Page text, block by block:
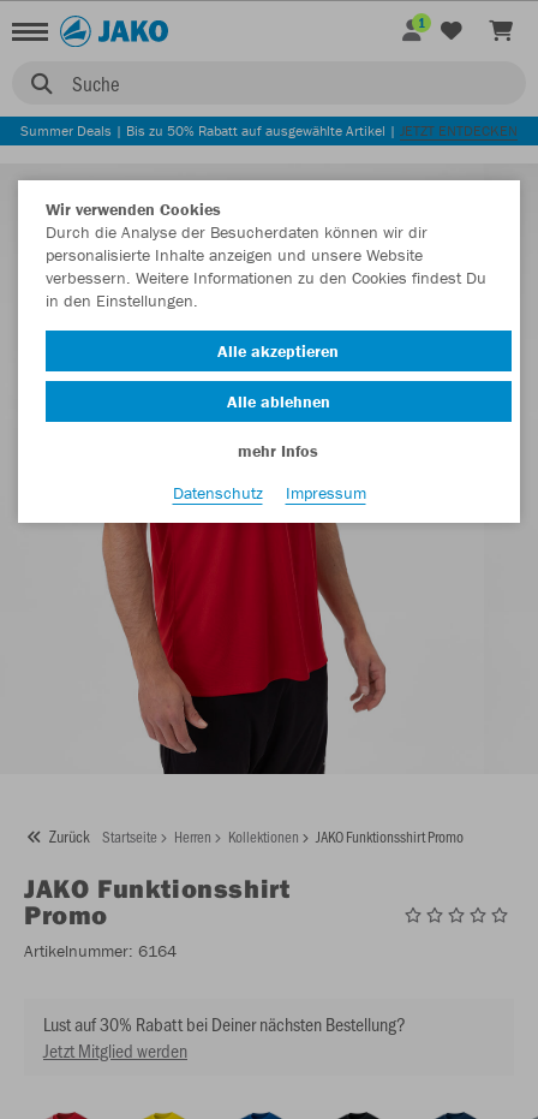
Suche
1
Summer Deals | Bis zu 50% Rabatt auf ausgewählte Artikel | JETZT ENTDECKEN
Zurück Startseite Herren Kollektionen JAKO Funktionsshirt Promo
JAKO Funktionsshirt
Promo
Artikelnummer: 6164
Lust auf 30% Rabatt bei Deiner nächsten Bestellung?
Jetzt Mitglied werden
Wir verwenden Cookies
Durch die Analyse der Besucherdaten können wir dir
personalisierte Inhalte anzeigen und unsere Website
verbessern. Weitere Informationen zu den Cookies findest Du
in den Einstellungen.
Alle akzeptieren
Alle ablehnen
mehr Infos
Datenschutz
Impressum